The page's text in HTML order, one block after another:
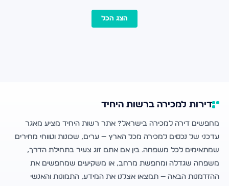
הצג הכל
דירות למכירה ברשות היחיד
מחפשים דירה למכירה בישראל? אתר רשות היחיד מציע מאגר
עדכני של נכסים למכירה מכל הארץ — ערים, שכונות וטווחי מחירים
שמתאימים לכל משפחה. בין אם אתם זוג צעיר בתחילת הדרך,
משפחה שגדלה ומחפשת מרחב, או משקיעים שמחפשים את
ההזדמנות הבאה — תמצאו אצלנו את המידע, התמונות והאנשי